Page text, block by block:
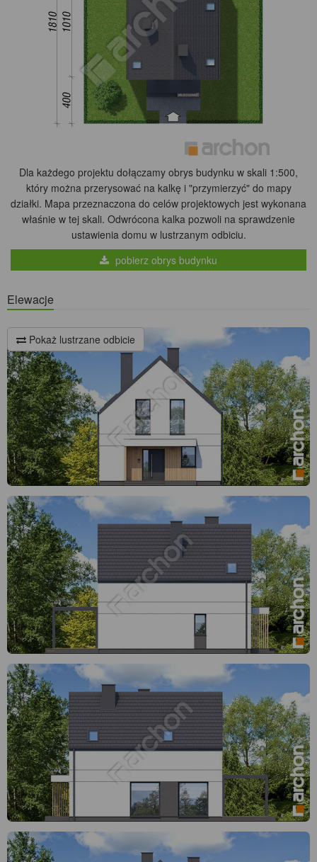
Dla każdego projektu dołączamy obrys budynku w skali 1:500,
który można przerysować na kalkę i "przymierzyć" do mapy
działki. Mapa przeznaczona do celów projektowych jest wykonana
właśnie w tej skali. Odwrócona kalka pozwoli na sprawdzenie
ustawienia domu w lustrzanym odbiciu.
pobierz obrys budynku
Elewacje
Pokaż lustrzane odbicie